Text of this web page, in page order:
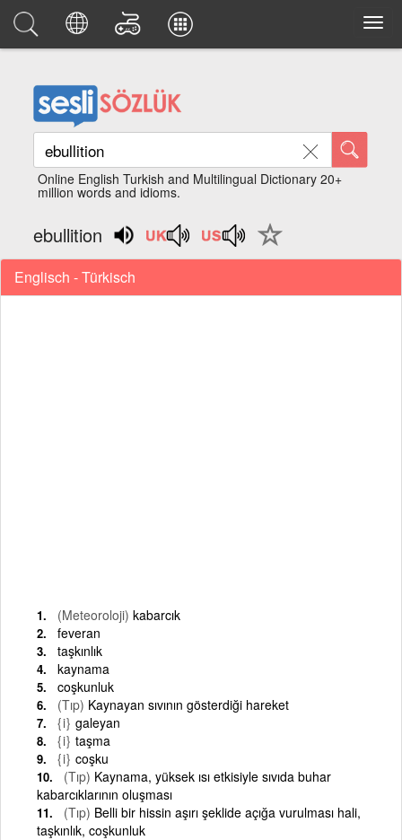
Online English Turkish and Multilingual Dictionary 20+
million words and idioms.
ebullition
Englisch - Türkisch
(Meteoroloji) kabarcık
feveran
taşkınlık
kaynama
coşkunluk
(Tıp) Kaynayan sıvının gösterdiği hareket
{i} galeyan
{i} taşma
{i} coşku
(Tıp) Kaynama, yüksek ısı etkisiyle sıvıda buhar
kabarcıklarının oluşması
(Tıp) Belli bir hissin aşırı şeklide açığa vurulması hali,
taşkınlık, coşkunluk